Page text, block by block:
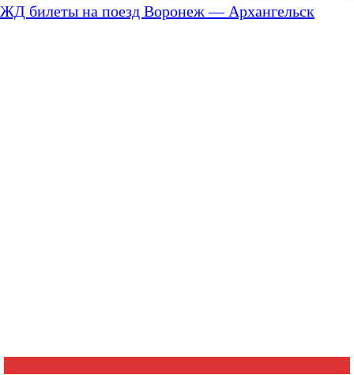
ЖД билеты на поезд Воронеж — Архангельск